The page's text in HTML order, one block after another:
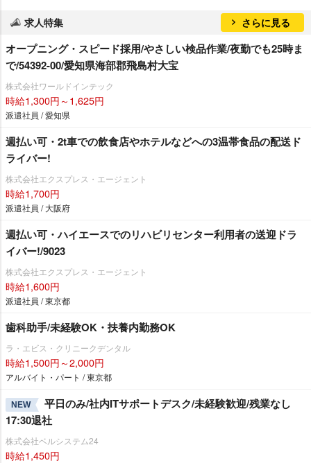
求人特集 さらに見る
オープニング・スピード採用/やさしい検品作業/夜勤でも25時ま
で/54392-00/愛知県海部郡飛島村大宝
株式会社ワールドインテック
時給1,300円～1,625円
派遣社員 / 愛知県
週払い可・2t車での飲食店やホテルなどへの3温帯食品の配送ド
ライバー!
株式会社エクスプレス・エージェント
時給1,700円
派遣社員 / 大阪府
週払い可・ハイエースでのリハビリセンター利用者の送迎ドラ
イバー!/9023
株式会社エクスプレス・エージェント
時給1,600円
派遣社員 / 東京都
歯科助手/未経験OK・扶養内勤務OK
ラ・エビス・クリニークデンタル
時給1,500円～2,000円
アルバイト・パート / 東京都
NEW
平日のみ/社内ITサポートデスク/未経験歓迎/残業なし
17:30退社
株式会社ベルシステム24
時給1,450円